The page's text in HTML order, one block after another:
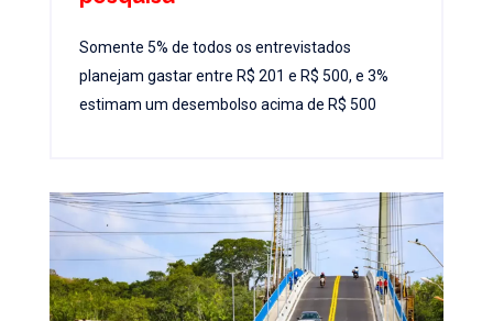
Somente 5% de todos os entrevistados
planejam gastar entre R$ 201 e R$ 500, e 3%
estimam um desembolso acima de R$ 500